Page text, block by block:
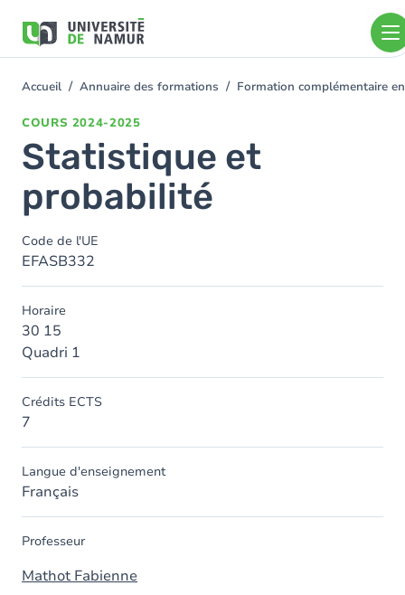
contenu
You
Accueil Annuaire des formations Formation complémentaire
COURS 2024-2025
Statistique et
probabilité
Code de l'UE
EFASB332
Horaire
30 15
Quadri 1
Crédits ECTS
7
Langue d'enseignement
Français
Professeur
Mathot Fabienne